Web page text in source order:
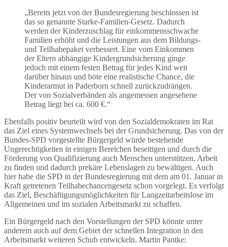
„Bereits jetzt von der Bundesregierung beschlossen ist
das so genannte Starke-Familien-Gesetz. Dadurch
werden der Kinderzuschlag für einkommensschwache
Familien erhöht und die Leistungen aus dem Bildungs-
und Teilhabepaket verbessert. Eine vom Einkommen
der Eltern abhängige Kindergrundsicherung ginge
jedoch mit einem festen Betrag für jedes Kind weit
darüber hinaus und böte eine realistische Chance, die
Kinderarmut in Paderborn schnell zurückzudrängen.
Der von Sozialverbänden als angemessen angesehene
Betrag liegt bei ca. 600 €.“
Ebenfalls positiv beurteilt wird von den Sozialdemokraten im Rat
das Ziel eines Systemwechsels bei der Grundsicherung. Das von der
Bundes-SPD vorgestellte Bürgergeld würde bestehende
Ungerechtigkeiten in einigen Bereichen beseitigen und durch die
Förderung von Qualifizierung auch Menschen unterstützen, Arbeit
zu finden und dadurch prekäre Lebenslagen zu bewältigen. Auch
hier habe die SPD in der Bundesregierung mit dem am 01. Januar in
Kraft getretenen Teilhabechancengesetz schon vorgelegt. Es verfolgt
das Ziel, Beschäftigungsmöglichkeiten für Langzeitarbeitslose im
Allgemeinen und im sozialen Arbeitsmarkt zu schaffen.
Ein Bürgergeld nach den Vorstellungen der SPD könnte unter
anderem auch auf dem Gebiet der schnellen Integration in den
Arbeitsmarkt weiteren Schub entwickeln. Martin Pantke: